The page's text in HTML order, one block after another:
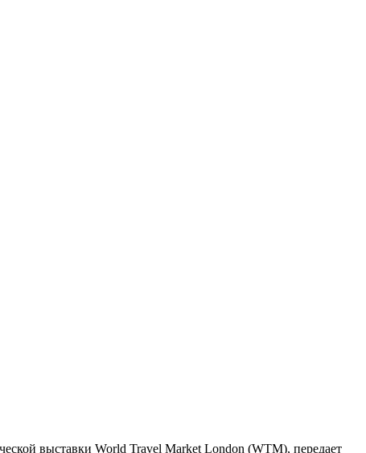
выставки World Travel Market London (WTM), передает